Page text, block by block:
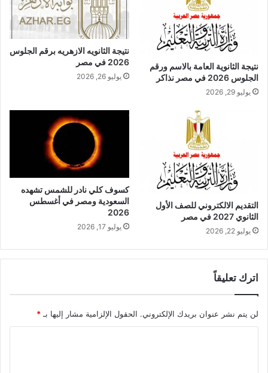
نتيجة الثانوية العامة بالاسم ورقم
الجلوس 2026 في مصر نذاكر
يوليو 29, 2026
نتيجة الثانويه الازهريه برقم الجلوس
2026 في مصر
يوليو 26, 2026
التقديم الالكتروني للصف الأول
الثانوي 2027 في مصر
يوليو 22, 2026
كسوف كلي نادر للشمس تشهده
السعودية ومصر في أغسطس
2026
يوليو 17, 2026
اترك تعليقاً
لن يتم نشر عنوان بريدك الإلكتروني. الحقول الإلزامية مشار إليها بـ *